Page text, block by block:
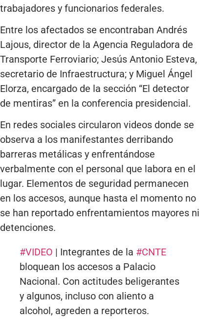
trabajadores y funcionarios federales.
Entre los afectados se encontraban Andrés
Lajous, director de la Agencia Reguladora de
Transporte Ferroviario; Jesús Antonio Esteva,
secretario de Infraestructura; y Miguel Ángel
Elorza, encargado de la sección “El detector
de mentiras” en la conferencia presidencial.
En redes sociales circularon videos donde se
observa a los manifestantes derribando
barreras metálicas y enfrentándose
verbalmente con el personal que labora en el
lugar. Elementos de seguridad permanecen
en los accesos, aunque hasta el momento no
se han reportado enfrentamientos mayores ni
detenciones.
#VIDEO | Integrantes de la #CNTE
bloquean los accesos a Palacio
Nacional. Con actitudes beligerantes
y algunos, incluso con aliento a
alcohol, agreden a reporteros.